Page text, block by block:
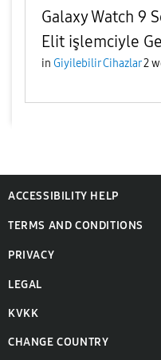
Galaxy Watch 9
Elit işlemciyle
in Giyilebilir Cihazlar2
ACCESSIBILITY HELP
TERMS AND CONDITIONS
PRIVACY
LEGAL
KVKK
CHANGE COUNTRY